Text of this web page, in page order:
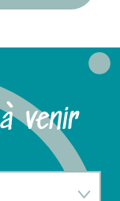
venir